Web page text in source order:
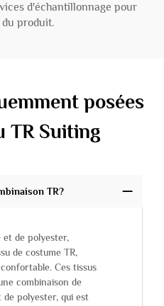
d'échantillonnage pour
produit.
posées
TR Suiting
TR?
et de polyester,
de costume TR,
Ces tissus
combinaison de
polyester, qui est